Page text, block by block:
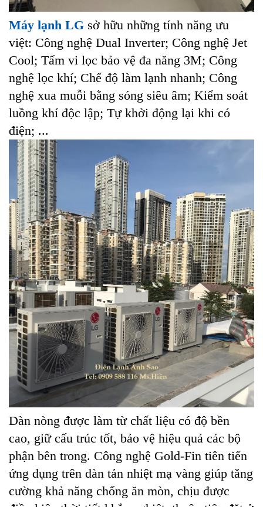
Máy lạnh LG sở hữu những tính năng ưu
việt: Công nghệ Dual Inverter; Công nghệ Jet
Cool; Tấm vi lọc bảo vệ đa năng 3M; Công
nghệ lọc khí; Chế độ làm lạnh nhanh; Công
nghệ xua muỗi bằng sóng siêu âm; Kiểm soát
luồng khí độc lập; Tự khởi động lại khi có
điện; ...
Dàn nòng được làm từ chất liệu có độ bền
cao, giữ cấu trúc tốt, bảo vệ hiệu quả các bộ
phận bên trong. Công nghệ Gold-Fin tiên tiến
ứng dụng trên dàn tản nhiệt mạ vàng giúp tăng
cường khả năng chống ăn mòn, chịu được